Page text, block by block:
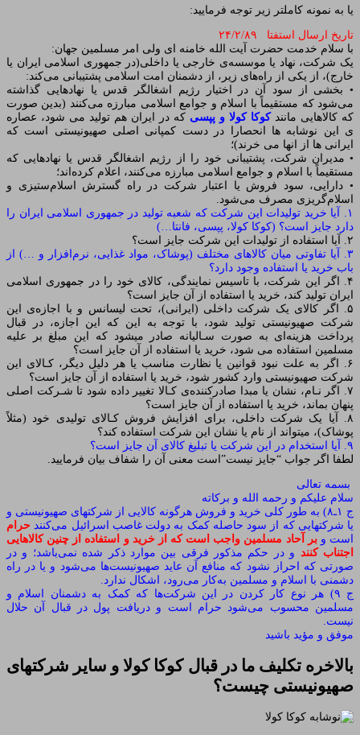
یا به نمونه کاملتر زیر توجه فرمایید:
تاریخ ارسال استفتا ۲۴/۲/۸۹
با سلام خدمت حضرت آیت الله خامنه ای ولی امر مسلمین جهان:
یک شرکت، نهاد یا موسسه‌ی خارجی یا داخلی(در جمهوری اسلامی ایران یا
خارج)، از یکی از راه‌های زیر، از دشمنان امت اسلامی پشتیبانی می‌کند:
• بخشی از سود آن در اختیار رژیم اشغالگر قدس یا نهادهایی گذاشته
می‌شود که مستقیماً با اسلام و جوامع اسلامی مبارزه می‌کنند (بدین صورت
که کالاهایی مانندکوکا کولا و پپسی که در ایران هم تولید می شود، عصاره
ی این نوشابه ها انحصارا در دست کمپانی اصلی صهیونیستی است که
ایرانی ها از انها می خرند)؛
• مدیران شرکت، پشتیبانی خود را از رژیم اشغالگر قدس یا نهادهایی که
مستقیماً با اسلام و جوامع اسلامی مبارزه می‌کنند، اعلام کرده‌اند؛
• دارایی، سود فروش یا اعتبار شرکت در راه گسترش اسلام‌ستیزی و
اسلام‌گریزی مصرف می‌شود.
۱. آیا خرید تولیدات این شرکت که شعبه تولید در جمهوری اسلامی ایران را
دارد جایز است؟ (کوکا کولا، پپسی، فانتا…)
۲. آیا استفاده از تولیدات این شرکت جایز است؟
۳. آیا تفاوتی میان کالاهای مختلف (پوشاک، مواد غذایی، نرم‌افزار و …) از
باب خرید یا استفاده وجود دارد؟
۴. اگر این شرکت، با تاسیس نمایندگی، کالای خود را در جمهوری اسلامی
ایران تولید کند، خرید یا استفاده از آن جایز است؟
۵. اگر کالای یک شرکت داخلی (ایرانی)، تحت لیسانس و با اجازه‌ی این
شرکت صهیونیستی تولید شود، با توجه به این‌ که این اجازه، در قبال
پرداخت هزینه‌ای به صورت سـالیانه صادر میشود که این مبلغ بر علیه
مسلمین استفاده می شود، خرید یا استفاده از آن جایز است؟
۶. اگر به علت نبود قوانین یا نظارت مناسب یا هر دلیل دیگر، کـالای این
شرکت صهیونیستی وارد کشور شود، خرید یا استفاده از آن جایز است؟
۷. اگر نـام، نشان یا مبدا صادرکننده‌ی کـالا تغییر داده شود تا شـرکت اصلی
پنهان بماند، خرید یا استفاده از آن جایز است؟
۸. آیا یک شرکت داخلی، برای افزایش فروش کـالای تولیدی خود (مثلاً
پوشاک)، میتواند از نام یا نشان این شرکت استفاده کند؟
۹. آیا استخدام در این شرکت یا تبلیغ کالای آن جایز است؟
لطفا اگر جواب “جایز نیست”است معنی آن را شفاف بیان فرمایید.
بسمه تعالی
سلام علیکم و رحمه الله و برکاته
ج ۱ـ۸) به طور کلى خرید و فروش هرگونه کالایى از شرکتهاى صهیونیستى و
یا شرکتهایى که از سود حاصله کمک به دولت غاصب اسرائیل مى‌کنند حرام
است وبر آحاد مسلمین واجب است که از خرید و استفاده از چنین کالاهایى
اجتناب کنند و در حکم مذکور فرقى بین موارد ذکر شده نمى‌باشد؛ و در
صورتی که احراز نشود که منافع آن عاید صهیونیست‌ها می‌شود و یا در راه
دشمنی با اسلام و مسلمین به‌کار می‌رود، اشکال ندارد.
ج ۹) هر نوع کار کردن در این شرکت‌ها که کمک به دشمنان اسلام و
مسلمین محسوب می‌شود حرام است و دریافت پول در قبال آن حلال
نیست.
موفق و مؤید باشید
بالاخره تکلیف ما در قبال کوکا کولا و سایر شرکتهای
صهیونیستی چیست؟